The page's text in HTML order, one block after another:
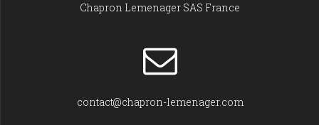
Chapron Lemenager SAS France
contact@chapron-lemenager.com